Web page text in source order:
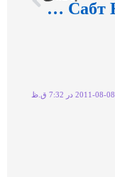
Эъломия: Биёед Як Руз Аз Зиндагии Худро Сабт Кунем!
2011-08-08 در 7:32 ق.ظ